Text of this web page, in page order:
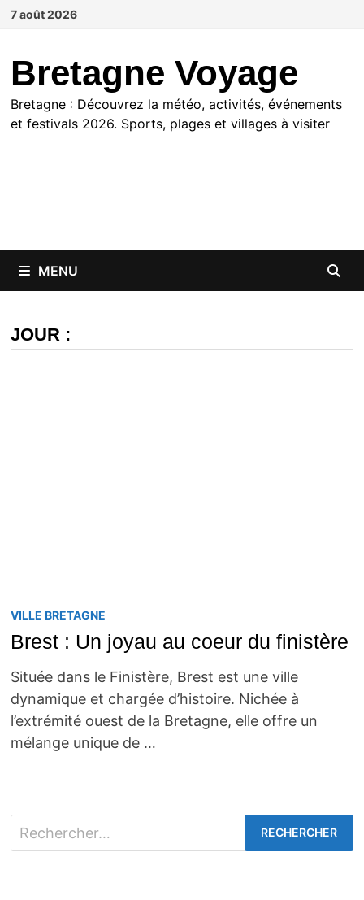
Passer
7 août 2026
Bretagne Voyage
Bretagne : Découvrez la météo, activités, événements
et festivals 2026. Sports, plages et villages à visiter
MENU
JOUR :
VILLE BRETAGNE
Brest : Un joyau au coeur du finistère
Située dans le Finistère, Brest est une ville
dynamique et chargée d’histoire. Nichée à
l’extrémité ouest de la Bretagne, elle offre un
mélange unique de …
Rechercher :